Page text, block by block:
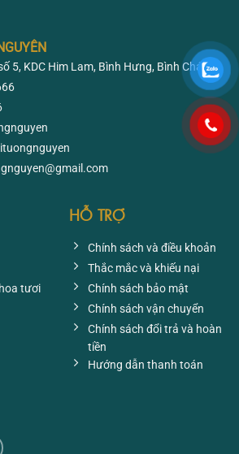
5, KDC Him Lam, Bình Hưng, Bình Chánh
tươi
HỖ TRỢ
Chính sách và điều khoản
Thắc mắc và khiếu nại
Chính sách bảo mật
Chính sách vận chuyển
Chính sách đổi trả và hoàn
tiền
Hướng dẫn thanh toán